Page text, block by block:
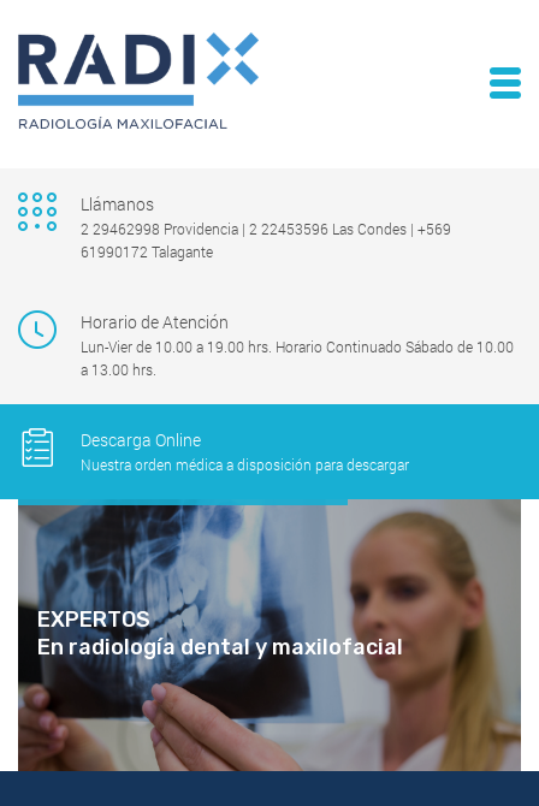
Llámanos
2 29462998 Providencia | 2 22453596 Las Condes | +569
61990172 Talagante
Horario de Atención
Lun-Vier de 10.00 a 19.00 hrs. Horario Continuado Sábado de 10.00
a 13.00 hrs.
Descarga Online
Nuestra orden médica a disposición para descargar
EXPERTOS
En radiología dental y maxilofacial